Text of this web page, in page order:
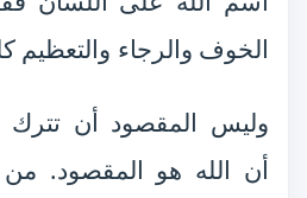
الخوف والرجاء والتعظيم
وليس المقصود أن تترك
أن الله هو المقصود.